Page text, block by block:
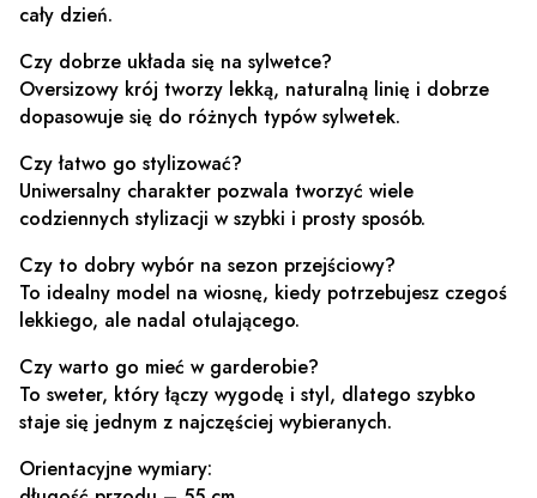
cały dzień.
Czy dobrze układa się na sylwetce?
Oversizowy krój tworzy lekką, naturalną linię i dobrze
dopasowuje się do różnych typów sylwetek.
Czy łatwo go stylizować?
Uniwersalny charakter pozwala tworzyć wiele
codziennych stylizacji w szybki i prosty sposób.
Czy to dobry wybór na sezon przejściowy?
To idealny model na wiosnę, kiedy potrzebujesz czegoś
lekkiego, ale nadal otulającego.
Czy warto go mieć w garderobie?
To sweter, który łączy wygodę i styl, dlatego szybko
staje się jednym z najczęściej wybieranych.
Orientacyjne wymiary: